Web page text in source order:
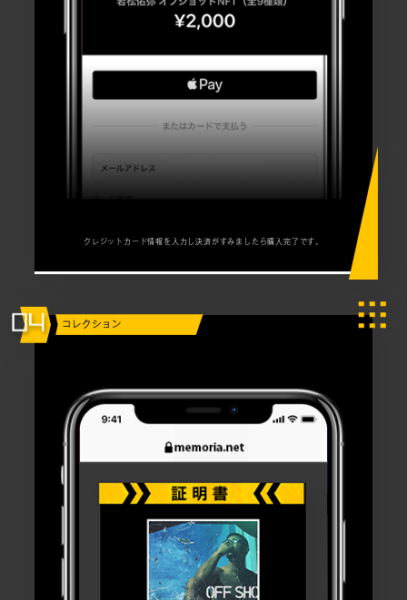
クレジットカード情報を入力し決済がすみましたら購入完了です。
コレクション